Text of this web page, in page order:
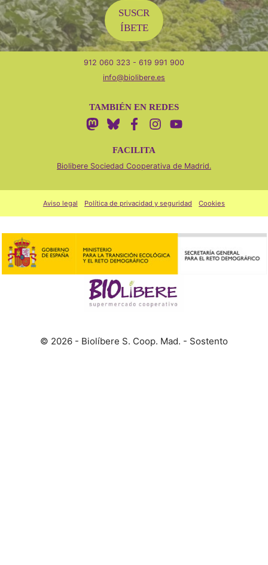
SUSCR
ÍBETE
DÓNDE ESTAMOS
C. Rosa Luxemburgo, 5
28903 Getafe, Madrid
912 060 323 - 619 991 900
info@biolibere.es
TAMBIÉN EN REDES
FACILITA
Biolibere Sociedad Cooperativa de Madrid.
Aviso legal Política de privacidad y seguridad Cookies
© 2026 - Biolíbere S. Coop. Mad. - Sostento